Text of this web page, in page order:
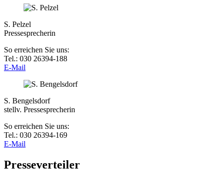
S. Pelzel
Pressesprecherin
So erreichen Sie uns:
Tel.: 030 26394-188
E-Mail
S. Bengelsdorf
stellv. Pressesprecherin
So erreichen Sie uns:
Tel.: 030 26394-169
E-Mail
Presseverteiler